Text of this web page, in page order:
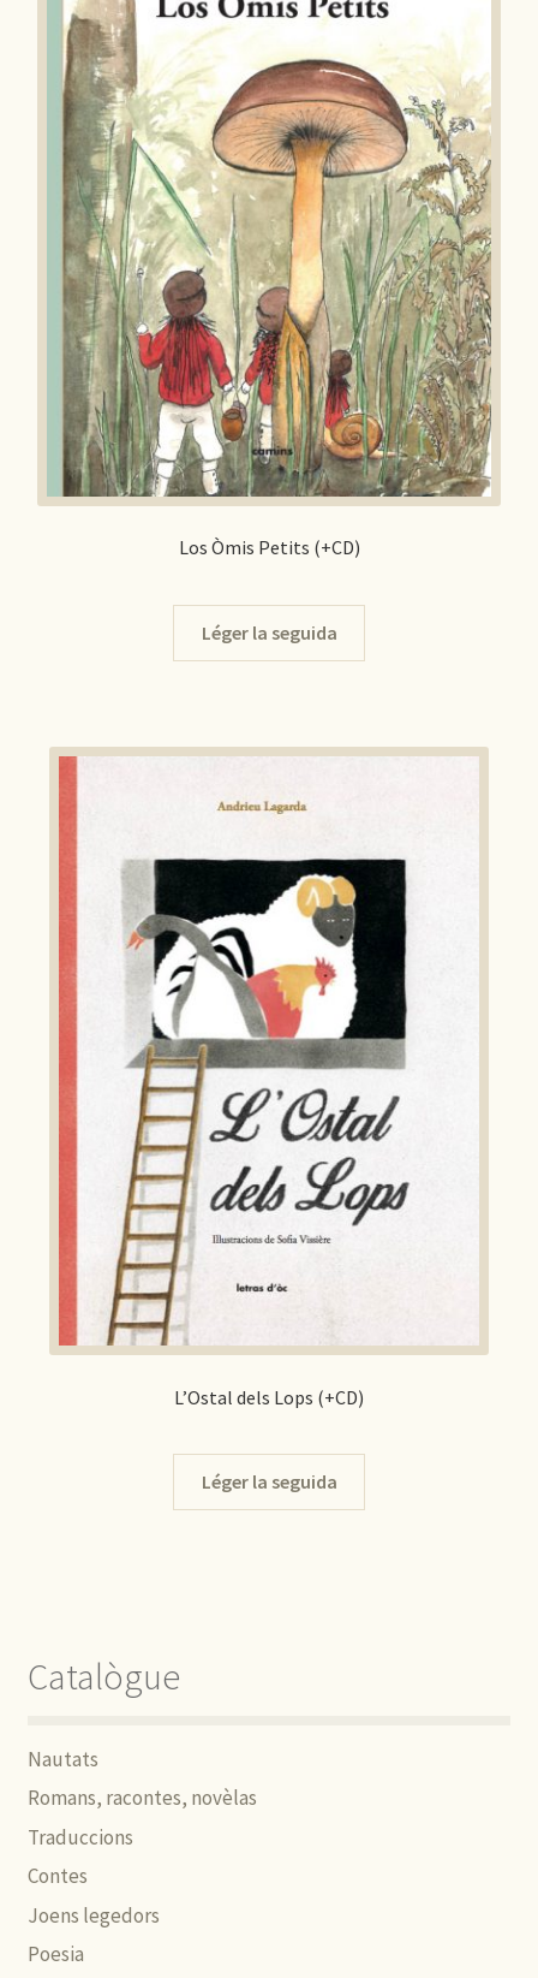
Los Òmis Petits (+CD)
Léger la seguida
L’Ostal dels Lops (+CD)
Léger la seguida
Catalògue
Nautats
Romans, racontes, novèlas
Traduccions
Contes
Joens legedors
Poesia